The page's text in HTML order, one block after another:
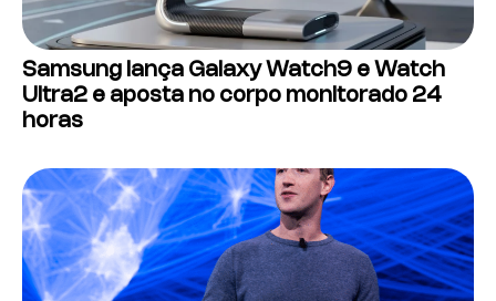
Samsung lança Galaxy Watch9 e Watch
Ultra2 e aposta no corpo monitorado 24
horas